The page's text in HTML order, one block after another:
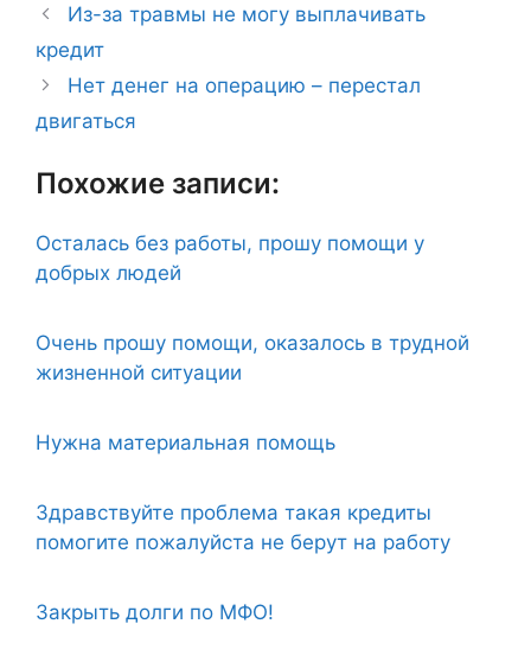
Из-за травмы не могу выплачивать
кредит
Нет денег на операцию – перестал
двигаться
Похожие записи:
Осталась без работы, прошу помощи у
добрых людей
Очень прошу помощи, оказалось в трудной
жизненной ситуации
Нужна материальная помощь
Здравствуйте проблема такая кредиты
помогите пожалуйста не берут на работу
Закрыть долги по МФО!